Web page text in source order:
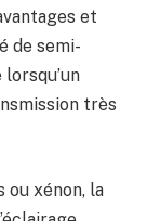
et
de semi-
très
ou xénon, la